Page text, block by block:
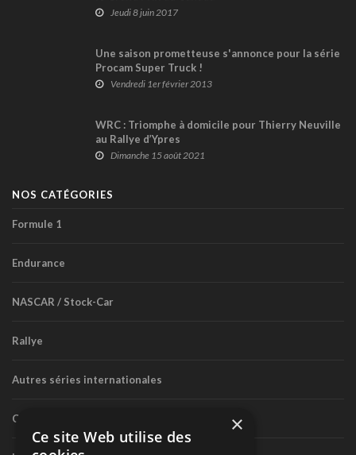
Jeudi 8 juin 2017
Une saison prometteuse s'annonce pour la série
Procam Super Truck !
Vendredi 1er février 2013
WRC : Triomphe à domicile pour Thierry Neuville
au Rallye d’Ypres
Dimanche 15 août 2021
NOS CATÉGORIES
Formule 1
Endurance
NASCAR / Stock-Car
Rallye
Autres séries internationales
Circuit routier canadien ×
Ce site Web utilise des